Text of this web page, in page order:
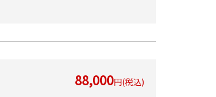
88,000円(税込)